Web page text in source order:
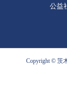
公益
Copyright © 茨